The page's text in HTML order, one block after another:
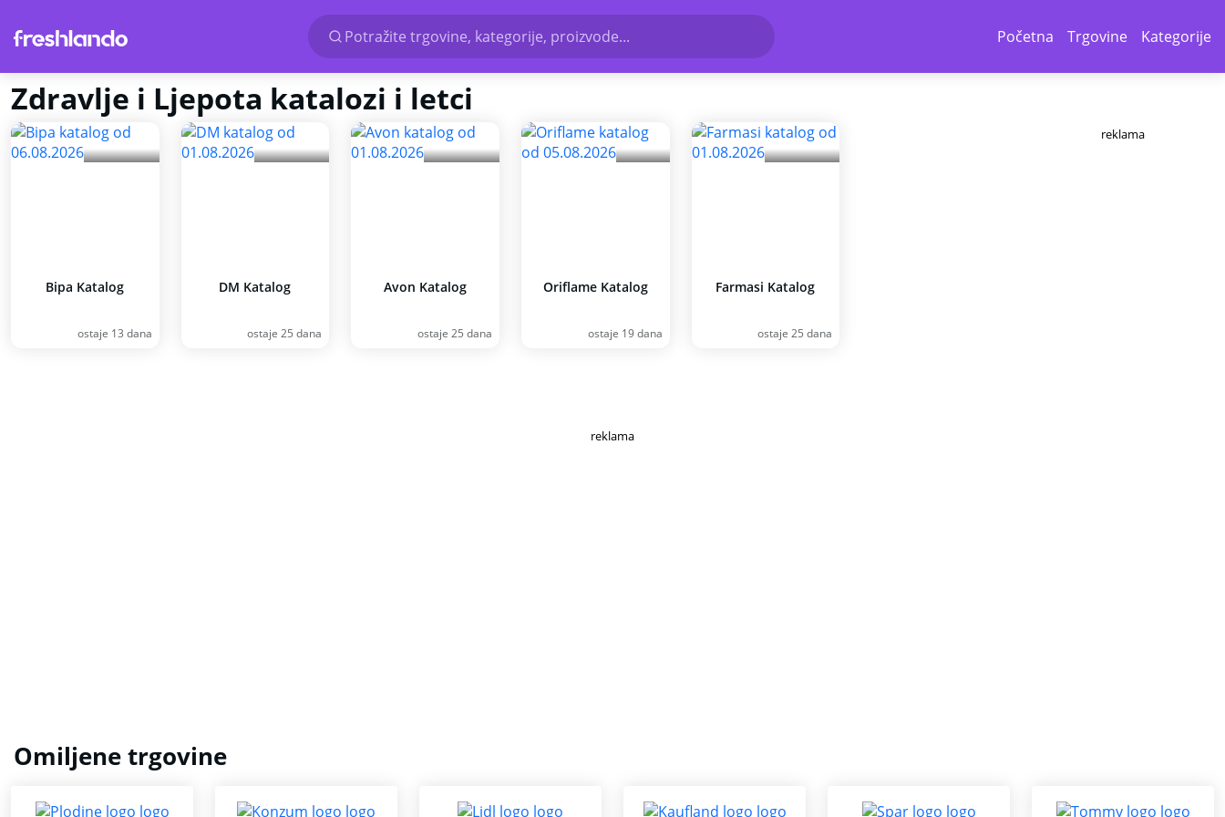
Potražite trgovine, kategorije, proizvode... Početna Trgovine Kategorije
Zdravlje i Ljepota katalozi i letci
Bipa Katalog
ostaje 13 dana
DM Katalog
ostaje 25 dana
Avon Katalog
ostaje 25 dana
Oriflame Katalog
ostaje 19 dana
Farmasi Katalog
ostaje 25 dana
reklama
reklama
Omiljene trgovine